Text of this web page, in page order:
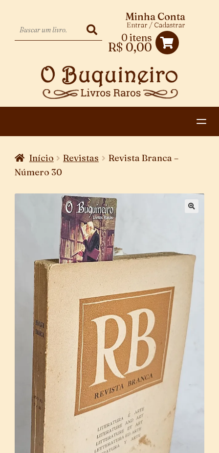
0 itens
R$ 0,00
Minha Conta
Entrar / Cadastrar
CONTATO
Início Revistas
Revista Branca –
Número 30